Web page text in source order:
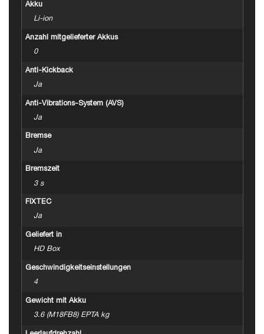
Akku
Li-ion
Anzahl mitgelieferter Akkus
0
Anti-Kickback
Ja
Anti-Vibrations-System (AVS)
Ja
Bremse
Ja
Bremszeit
3 s
FIXTEC
Ja
Geliefert in
HD Box
Geschwindigkeitseinstellungen
4
Gewicht mit Akku
3.6 (M18FB8) EPTA kg